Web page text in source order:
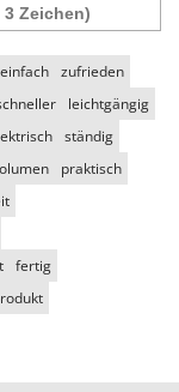
einfach zufrieden
leichtgängig
ständig
praktisch
fertig